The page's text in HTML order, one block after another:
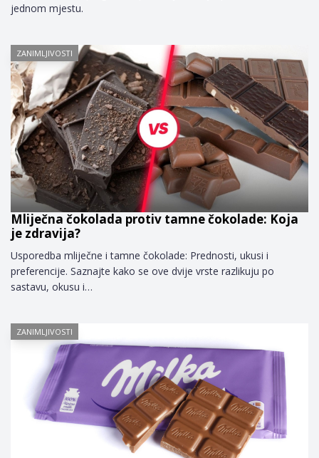
jednom mjestu.
ZANIMLJIVOSTI
Mliječna čokolada protiv tamne čokolade: Koja
je zdravija?
Usporedba mliječne i tamne čokolade: Prednosti, ukusi i
preferencije. Saznajte kako se ove dvije vrste razlikuju po
sastavu, okusu i…
ZANIMLJIVOSTI